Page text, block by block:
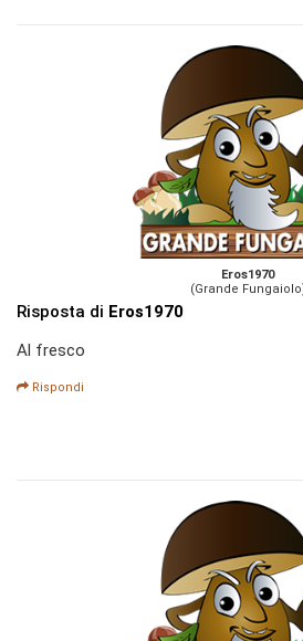
Eros1970
(Grande
Risposta di Eros1970
Al fresco
Rispondi